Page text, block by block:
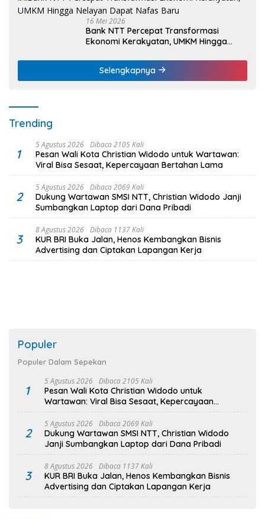
16 Mei 2026
Bank NTT Percepat Transformasi
Ekonomi Kerakyatan, UMKM Hingga
Selengkapnya
Trending
1
5 Agustus 2026 Dibaca 2105 Kali
Pesan Wali Kota Christian Widodo untuk Wartawan:
Viral Bisa Sesaat, Kepercayaan Bertahan Lama
2
5 Agustus 2026 Dibaca 2069 Kali
Dukung Wartawan SMSI NTT, Christian Widodo Janji
Sumbangkan Laptop dari Dana Pribadi
3
8 Agustus 2026 Dibaca 1137 Kali
KUR BRI Buka Jalan, Henos Kembangkan Bisnis
Advertising dan Ciptakan Lapangan Kerja
Populer
Populer Dalam Sepekan
1
5 Agustus 2026 Dibaca 2105 Kali
Pesan Wali Kota Christian Widodo untuk
Wartawan: Viral Bisa Sesaat, Kepercayaan
Bertahan Lama
2
5 Agustus 2026 Dibaca 2069 Kali
Dukung Wartawan SMSI NTT, Christian Widodo
Janji Sumbangkan Laptop dari Dana Pribadi
3
8 Agustus 2026 Dibaca 1137 Kali
KUR BRI Buka Jalan, Henos Kembangkan Bisnis
Advertising dan Ciptakan Lapangan Kerja